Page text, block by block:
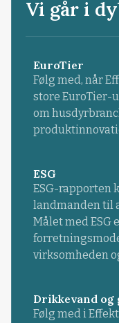
Vi går i
EuroTier
Følg med, når
store EuroTier-
om
ESG
ESG-rapporten
landmanden til
Målet med ESG
virksomheden
Drikkevand og
Følg med i